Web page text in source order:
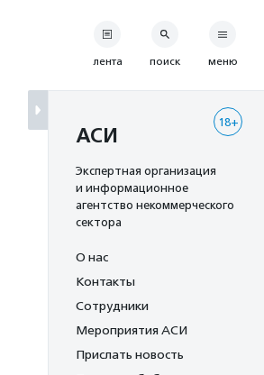
лента поиск меню
18+
АСИ
Экспертная организация
и информационное
агентство некоммерческого
сектора
О нас
Контакты
Сотрудники
Мероприятия АСИ
Прислать новость